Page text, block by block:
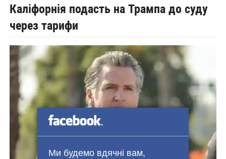
Ми будемо вдячні вам,
Каліфорнія подасть на Трампа до суду
через тарифи